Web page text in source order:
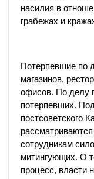
насилия в
грабежах и
Потерпевшие по
магазинов,
офисов. По делу
потерпевших.
постсоветского
сотрудникам
митингующих. О
процесс, власти